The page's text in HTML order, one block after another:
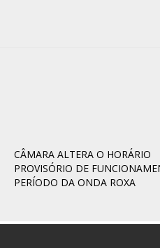
CÂMARA ALTERA O HORÁRIO
PROVISÓRIO DE
PERÍODO DA ONDA ROXA